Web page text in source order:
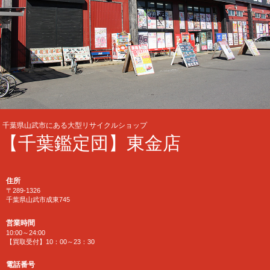
千葉県山武市にある大型リサイクルショップ
【千葉鑑定団】東金店
住所
〒289-1326
千葉県山武市成東745
営業時間
10:00～24:00
【買取受付】10：00～23：30
電話番号